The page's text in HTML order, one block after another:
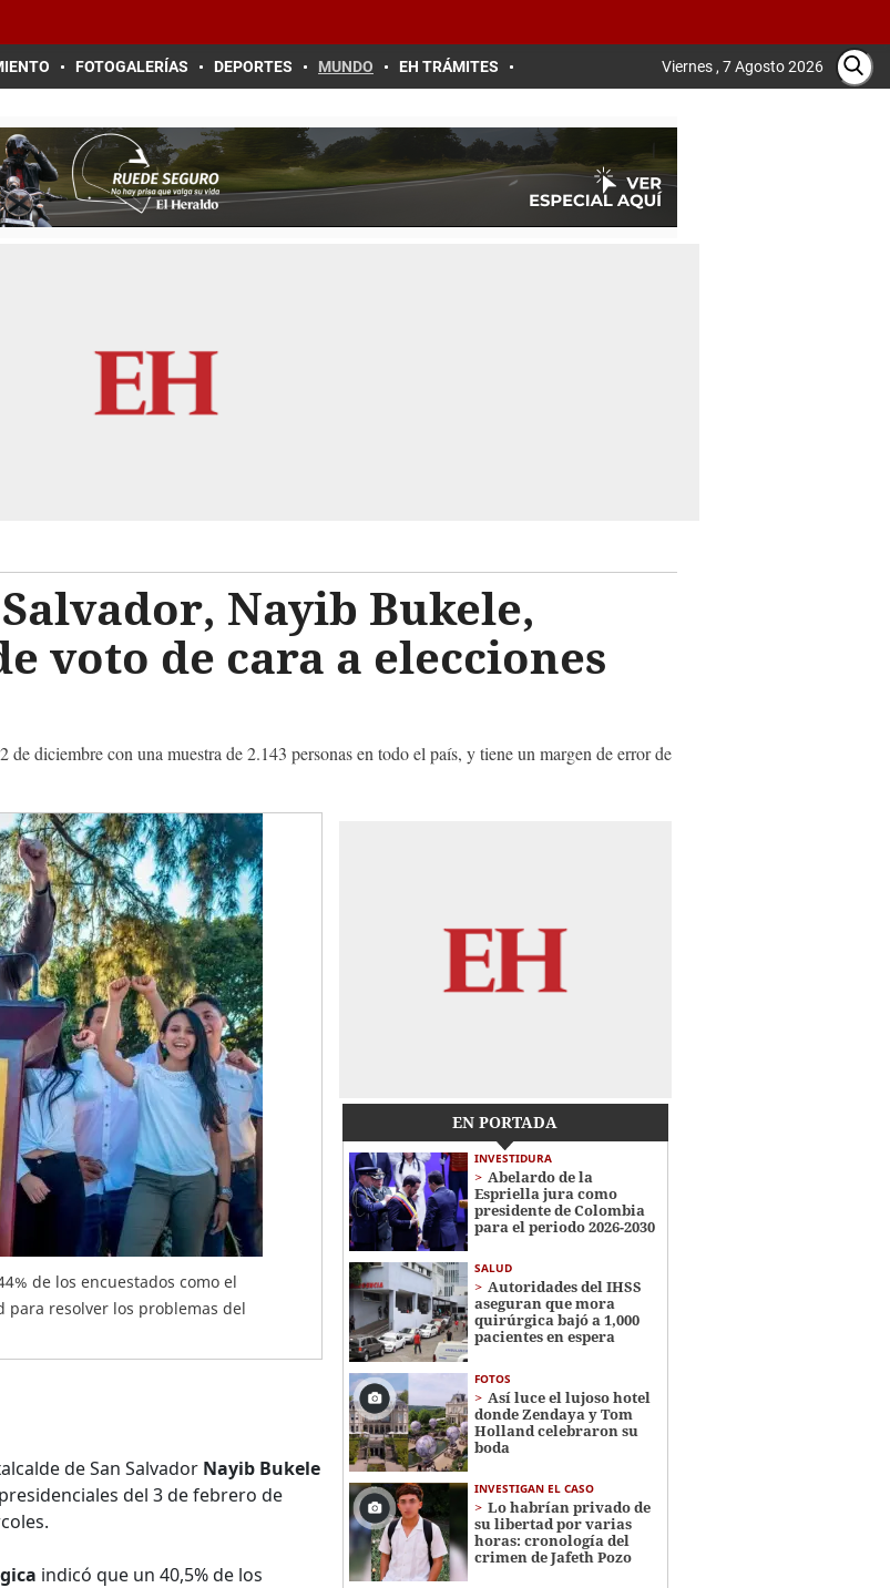
FOTOGALERÍAS DEPORTES MUNDO EH TRÁMITES Viernes , 7 Agosto 2026
Nayib Bukele,
voto de cara a elecciones
diciembre con una muestra de 2.143 personas en todo el país, y tiene un margen de error de
de los encuestados como el
resolver los problemas del
de San Salvador Nayib Bukele
del 3 de febrero de
indicó que un 40,5% de los
EN PORTADA
INVESTIDURA
Abelardo de la
Espriella jura como
presidente de Colombia
para el periodo 2026-2030
SALUD
Autoridades del IHSS
aseguran que mora
quirúrgica bajó a 1,000
pacientes en espera
FOTOS
Así luce el lujoso hotel
donde Zendaya y Tom
Holland celebraron su
boda
INVESTIGAN EL CASO
Lo habrían privado de
su libertad por varias
horas: cronología del
crimen de Jafeth Pozo